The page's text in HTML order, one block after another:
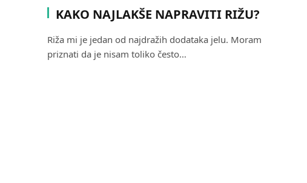
KAKO NAJLAKŠE NAPRAVITI RIŽU?
Riža mi je jedan od najdražih dodataka jelu. Moram
priznati da je nisam toliko često…